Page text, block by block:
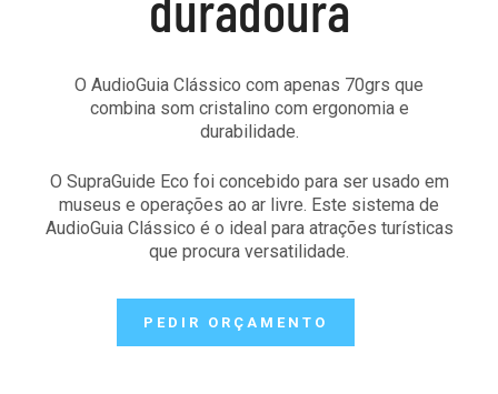
O AudioGuia Clássico com apenas 70grs que
combina som cristalino com ergonomia e
durabilidade.
O SupraGuide Eco foi concebido para ser usado em
museus e operações ao ar livre. Este sistema de
AudioGuia Clássico é o ideal para atrações turísticas
que procura versatilidade.
PEDIR ORÇAMENTO
CLICK HERE